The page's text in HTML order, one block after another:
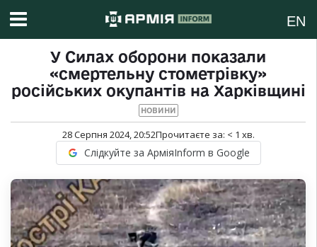
EN
У Силах оборони показали
«смертельну стометрівку»
російських окупантів на Харківщині
НОВИНИ
28 Серпня 2024, 20:52Прочитаєте за: < 1 хв.
Слідкуйте за АрміяInform в Google